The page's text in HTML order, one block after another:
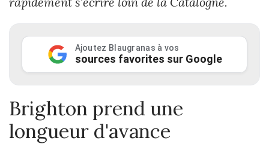
Ajoutez Blaugranas à vos
sources favorites sur Google
Brighton prend une
longueur d'avance